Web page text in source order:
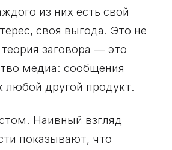
из них есть свой
своя выгода. Это не
заговора — это
медиа: сообщения
любой другой продукт.
Наивный взгляд
показывают, что